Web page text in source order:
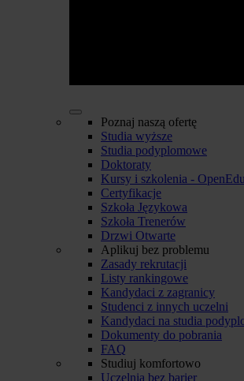
Poznaj naszą ofertę
Studia wyższe
Studia podyplomowe
Doktoraty
Kursy i szkolenia - OpenEdu
Certyfikacje
Szkoła Językowa
Szkoła Trenerów
Drzwi Otwarte
Aplikuj bez problemu
Zasady rekrutacji
Listy rankingowe
Kandydaci z zagranicy
Studenci z innych uczelni
Kandydaci na studia
Dokumenty do pobrania
FAQ
Studiuj komfortowo
Uczelnia bez barier